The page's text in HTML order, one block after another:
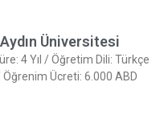
Üniversitesi
4 Yıl / Öğretim Dili: Türkçe
Ücreti: 6.000 ABD